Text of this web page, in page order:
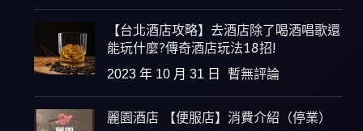
【台北酒店攻略】去酒店除了喝酒唱歌還
能玩什麼?傳奇酒店玩法18招!
2023 年 10 月 31 日 暫無評論
麗園酒店 【便服店】消費介紹（停業）